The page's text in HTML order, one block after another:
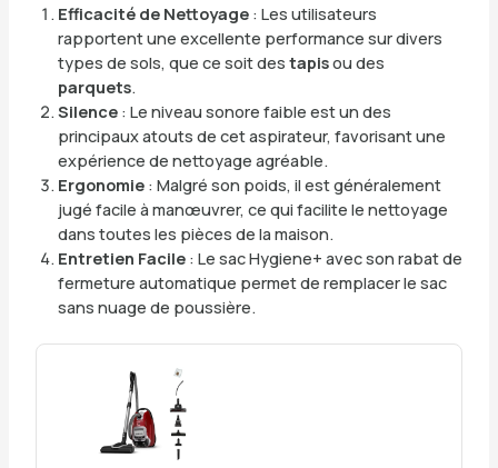
Efficacité de Nettoyage: Les utilisateurs
rapportent une excellente performance sur divers
types de sols, que ce soit des tapisou des
parquets.
Silence: Le niveau sonore faible est un des
principaux atouts de cet aspirateur, favorisant une
expérience de nettoyage agréable.
Ergonomie: Malgré son poids, il est généralement
jugé facile à manœuvrer, ce qui facilite le nettoyage
dans toutes les pièces de la maison.
Entretien Facile: Le sac Hygiene+ avec son rabat de
fermeture automatique permet de remplacer le sac
sans nuage de poussière.